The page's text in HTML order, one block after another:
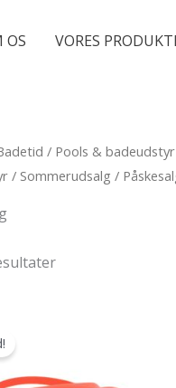
OS VORES
/ Pools & badeudstyr
/ Sommerudsalg /